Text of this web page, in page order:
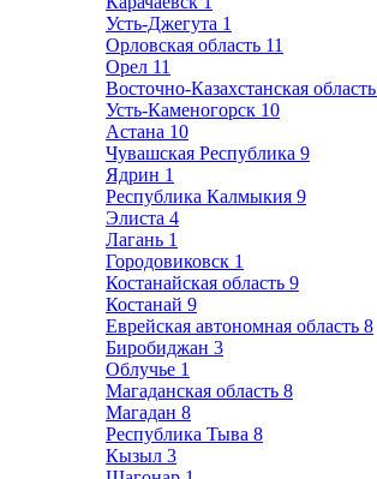
Усть-Джегута 1
Орловская область 11
Орел 11
Восточно-Казахстанская область
Усть-Каменогорск 10
Астана 10
Чувашская Республика 9
Ядрин 1
Республика Калмыкия 9
Элиста 4
Лагань 1
Городовиковск 1
Костанайская область 9
Костанай 9
Еврейская автономная область 8
Биробиджан 3
Облучье 1
Магаданская область 8
Магадан 8
Республика Тыва 8
Кызыл 3